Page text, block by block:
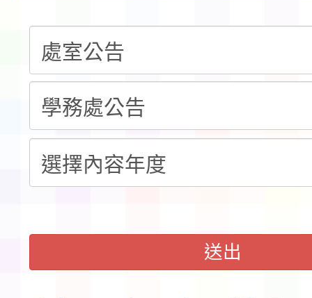
錦標賽」海洋艇及
域)，申請變更地點
計畫」公費接種對象擴
115學年度迎新活動暨
會活動流程表
函轉桃園市童軍會辦理
童軍小隊長訓練營活動
送出